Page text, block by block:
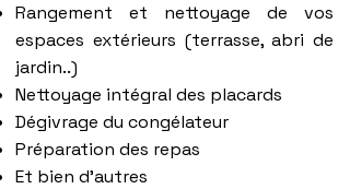
Rangement et nettoyage de vos
espaces extérieurs (terrasse, abri de
jardin..)
Nettoyage intégral des placards
Dégivrage du congélateur
Préparation des repas
Et bien d'autres